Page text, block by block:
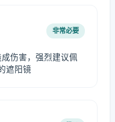
非常必要
伤害，强烈建议佩
遮阳镜